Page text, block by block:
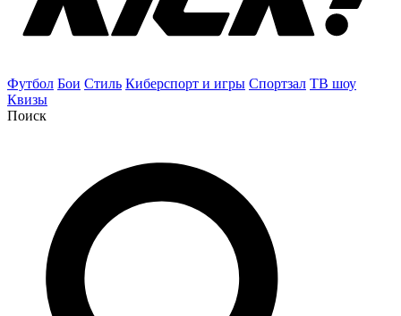
Футбол Бои Стиль Киберспорт и игры Спортзал ТВ шоу
Квизы
Поиск